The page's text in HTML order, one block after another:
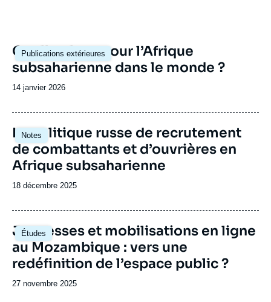
Publications extérieures
Image
principale
Quelle place pour l’Afrique
subsaharienne dans le monde ?
Date
publication
14 janvier 2026
Notes
Image
principale
La politique russe de recrutement
de combattants et d’ouvrières en
Afrique subsaharienne
Date
publication
18 décembre 2025
Études
Image
principale
Jeunesses et mobilisations en ligne
au Mozambique : vers une
redéfinition de l’espace public ?
Date
27 novembre 2025